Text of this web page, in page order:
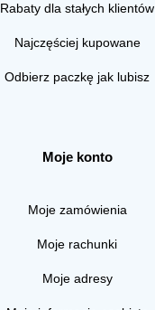
Rabaty dla stałych klientów
Najczęściej kupowane
Odbierz paczkę jak lubisz
Moje konto
Moje zamówienia
Moje rachunki
Moje adresy